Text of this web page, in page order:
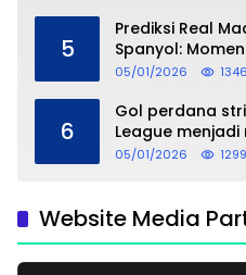
5
Prediksi Real
Spanyol:
Taruhan
05/01/2026 1346
6
Gol perdana
League
05/01/2026 1299
Website Media